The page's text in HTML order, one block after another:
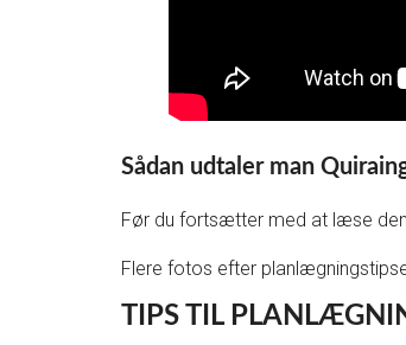
Sådan udtaler man
Før du fortsætter med at læse
Flere fotos efter
TIPS TIL